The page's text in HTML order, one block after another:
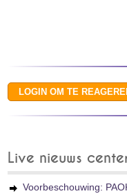
Live nieuws
Voorbeschouwing: